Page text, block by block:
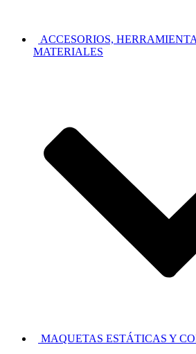
ACCESORIOS,
MATERIALES
MAQUETAS ESTÁTICAS Y